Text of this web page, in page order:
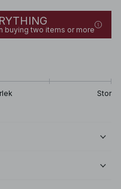
buying two items or more
Stor